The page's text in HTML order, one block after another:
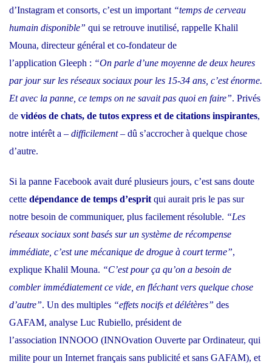
d’Instagram et consorts, c’est un important “temps de cerveau
humain disponible” qui se retrouve inutilisé, rappelle Khalil
Mouna, directeur général et co-fondateur de
l’application Gleeph : “On parle d’une moyenne de deux heures
par jour sur les réseaux sociaux pour les 15-34 ans, c’est énorme.
Et avec la panne, ce temps on ne savait pas quoi en faire”. Privés
de vidéos de chats, de tutos express et de citations inspirantes,
notre intérêt a – difficilement– dû s’accrocher à quelque chose
d’autre.
Si la panne Facebook avait duré plusieurs jours, c’est sans doute
cette dépendance de temps d’esprit qui aurait pris le pas sur
notre besoin de communiquer, plus facilement résoluble. “Les
réseaux sociaux sont basés sur un système de récompense
immédiate, c’est une mécanique de drogue à court terme”,
explique Khalil Mouna. “C’est pour ça qu’on a besoin de
combler immédiatement ce vide, en fléchant vers quelque chose
d’autre”. Un des multiples “effets nocifs et délétères” des
GAFAM, analyse Luc Rubiello, président de
l’association INNOOO (INNOvation Ouverte par Ordinateur, qui
milite pour un Internet français sans publicité et sans GAFAM), et